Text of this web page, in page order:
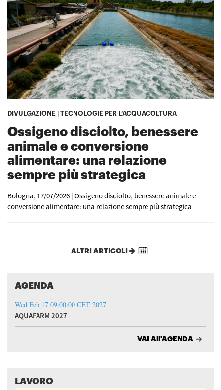
DIVULGAZIONE | TECNOLOGIE PER L’ACQUACOLTURA
Ossigeno disciolto, benessere
animale e conversione
alimentare: una relazione
sempre più strategica
Bologna, 17/07/2026 | Ossigeno disciolto, benessere animale e
conversione alimentare: una relazione sempre più strategica
ALTRI ARTICOLI
AGENDA
AQUAFARM 2027
Wed Feb 17 09:00:00 CET 2027
VAI All'AGENDA
LAVORO